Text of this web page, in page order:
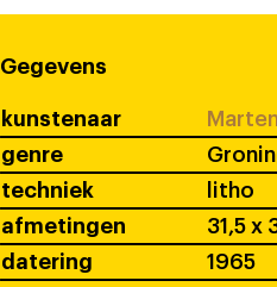
Gegevens
kunstenaar
genre
techniek
litho
afmetingen
31,5 x
datering
1965